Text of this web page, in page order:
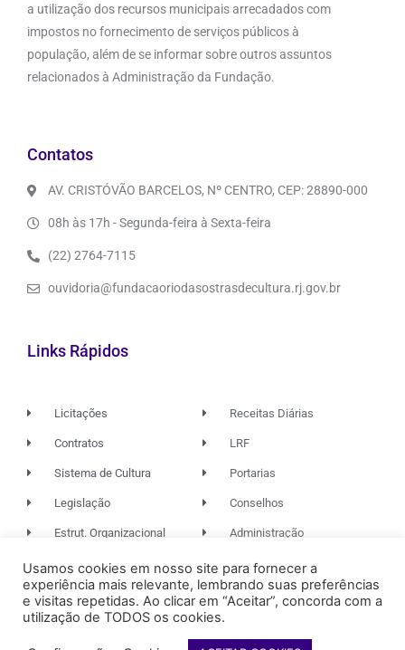
a utilização dos recursos municipais arrecadados com
impostos no fornecimento de serviços públicos à
população, além de se informar sobre outros assuntos
relacionados à Administração da Fundação.
Contatos
AV. CRISTÓVÃO BARCELOS, Nº CENTRO, CEP: 28890-000
08h às 17h - Segunda-feira à Sexta-feira
(22) 2764-7115
ouvidoria@fundacaoriodasostrasdecultura.rj.gov.br
Links Rápidos
Licitações
Contratos
Sistema de Cultura
Legislação
Estrut. Organizacional
Receitas Diárias
LRF
Portarias
Conselhos
Administração
© 2026. TODOS OS DIREITOS RESERVADOS.
Usamos cookies em nosso site para fornecer a
experiência mais relevante, lembrando suas preferências
e visitas repetidas. Ao clicar em “Aceitar”, concorda com a
utilização de TODOS os cookies.